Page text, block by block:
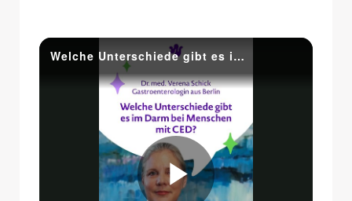
Welche Unterschiede gibt es im Darm bei Menschen mit CED?